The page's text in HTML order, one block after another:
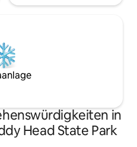
in
Head State Park